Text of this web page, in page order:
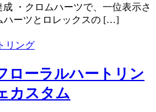
・クロムハーツで、一位表示さ
ハーツとロレックスの […]
ローラルハートリン
カスタム